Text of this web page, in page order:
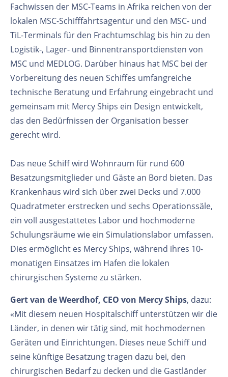
Fachwissen der MSC-Teams in Afrika reichen von der
lokalen MSC-Schifffahrtsagentur und den MSC- und
TiL-Terminals für den Frachtumschlag bis hin zu den
Logistik-, Lager- und Binnentransportdiensten von
MSC und MEDLOG. Darüber hinaus hat MSC bei der
Vorbereitung des neuen Schiffes umfangreiche
technische Beratung und Erfahrung eingebracht und
gemeinsam mit Mercy Ships ein Design entwickelt,
das den Bedürfnissen der Organisation besser
gerecht wird.
Das neue Schiff wird Wohnraum für rund 600
Besatzungsmitglieder und Gäste an Bord bieten. Das
Krankenhaus wird sich über zwei Decks und 7.000
Quadratmeter erstrecken und sechs Operationssäle,
ein voll ausgestattetes Labor und hochmoderne
Schulungsräume wie ein Simulationslabor umfassen.
Dies ermöglicht es Mercy Ships, während ihres 10-
monatigen Einsatzes im Hafen die lokalen
chirurgischen Systeme zu stärken.
Gert van de Weerdhof, CEO von Mercy Ships, dazu:
«Mit diesem neuen Hospitalschiff unterstützen wir die
Länder, in denen wir tätig sind, mit hochmodernen
Geräten und Einrichtungen. Dieses neue Schiff und
seine künftige Besatzung tragen dazu bei, den
chirurgischen Bedarf zu decken und die Gastländer